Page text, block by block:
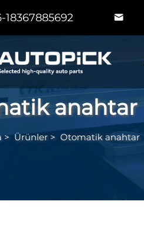
18367885692
anahtar
>Ürünler > Otomatik anahtar